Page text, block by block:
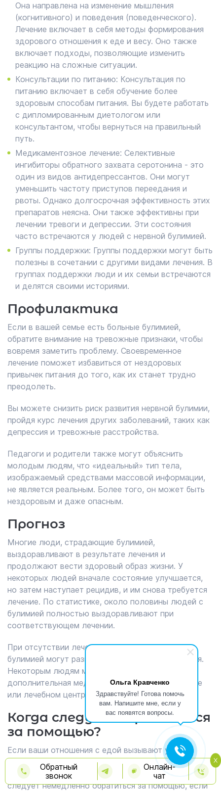
Ольга Кравченко
Здравствуйте! Готова помочь
вам. Напишите мне, если у
вас появятся вопросы.
Она направлена на изменение мышления
(когнитивного) и поведения (поведенческого).
Лечение включает в себя методы формирования
здорового отношения к еде и весу. Оно также
включает подходы, позволяющие изменить
реакцию на сложные ситуации.
Консультации по питанию: Консультация по
питанию включает в себя обучение более
здоровым способам питания. Вы будете работать
с дипломированным диетологом или
консультантом, чтобы вернуться на правильный
путь.
Медикаментозное лечение: Селективные
ингибиторы обратного захвата серотонина - это
один из видов антидепрессантов. Они могут
уменьшить частоту приступов переедания и
рвоты. Однако долгосрочная эффективность этих
препаратов неясна. Они также эффективны при
лечении тревоги и депрессии. Эти состояния
часто встречаются у людей с нервной булимией.
Группы поддержки: Группы поддержки могут быть
полезны в сочетании с другими видами лечения. В
группах поддержки люди и их семьи встречаются
и делятся своими историями.
Профилактика
Если в вашей семье есть больные булимией,
обратите внимание на тревожные признаки, чтобы
вовремя заметить проблему. Своевременное
лечение поможет избавиться от нездоровых
привычек питания до того, как их станет трудно
преодолеть.
Вы можете снизить риск развития нервной булимии,
пройдя курс лечения других заболеваний, таких как
депрессия и тревожные расстройства.
Педагоги и родители также могут объяснить
молодым людям, что «идеальный» тип тела,
изображаемый средствами массовой информации,
не является реальным. Более того, он может быть
нездоровым и даже опасным.
Прогноз
Многие люди, страдающие булимией,
выздоравливают в результате лечения и
продолжают вести здоровый образ жизни. У
некоторых людей вначале состояние улучшается,
но затем наступает рецидив, и им снова требуется
лечение. По статистике, около половины людей с
булимией полностью выздоравливают при
соответствующем лечении.
При отсутствии лечения у людей с нервной
булимией могут развиться серьезные осложнения.
Некоторым людям может потребоваться
дополнительная медицинская помощь в больнице
или лечебном центре.
Когда следует обратиться
за помощью?
Если ваши отношения с едой вызывают у вас
стресс или мешают повседневной жизни, возможно,
у вас расстройство пищевого поведения. Вам
следует немедленно обратиться за помощью, если
Обратный
звонок
Онлайн-
чат